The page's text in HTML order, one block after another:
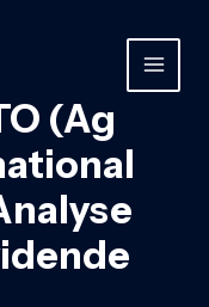
MAIN
(Ag